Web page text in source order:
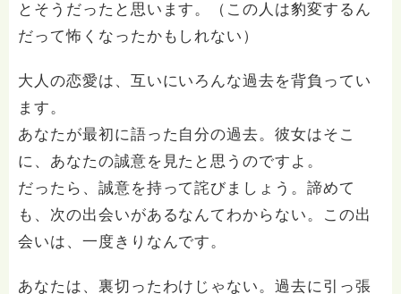
とそうだったと思います。（この人は豹変するん
だって怖くなったかもしれない）
大人の恋愛は、互いにいろんな過去を背負ってい
ます。
あなたが最初に語った自分の過去。彼女はそこ
に、あなたの誠意を見たと思うのですよ。
だったら、誠意を持って詫びましょう。諦めて
も、次の出会いがあるなんてわからない。この出
会いは、一度きりなんです。
あなたは、裏切ったわけじゃない。過去に引っ張